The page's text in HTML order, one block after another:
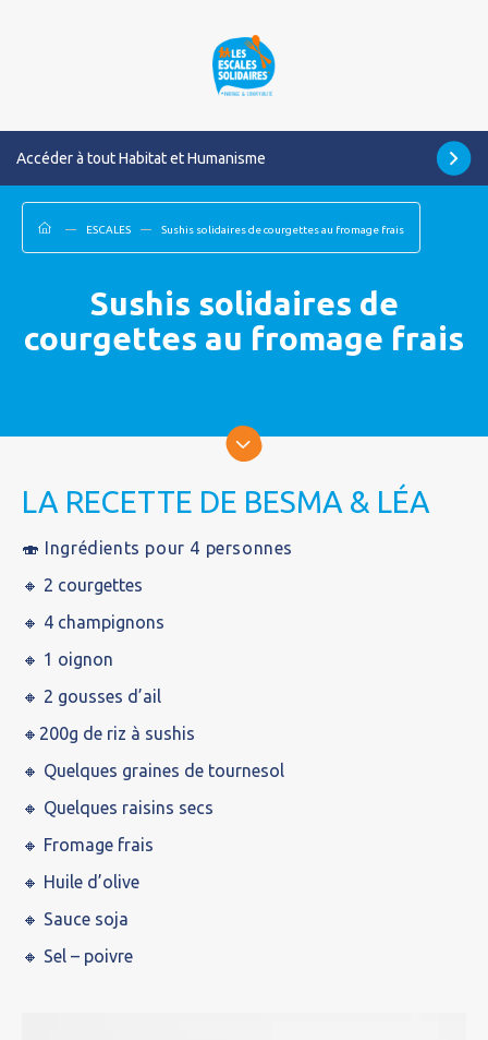
Accéder à tout Habitat et Humanisme
ESCALES Sushis solidaires de courgettes au fromage frais
Sushis solidaires de
courgettes au fromage frais
LA RECETTE DE BESMA & LÉA
🍣 Ingrédients pour 4 personnes
🔸 2 courgettes
🔸 4 champignons
🔸 1 oignon
🔸 2 gousses d’ail
🔸200g de riz à sushis
🔸 Quelques graines de tournesol
🔸 Quelques raisins secs
🔸 Fromage frais
🔸 Huile d’olive
🔸 Sauce soja
🔸 Sel – poivre